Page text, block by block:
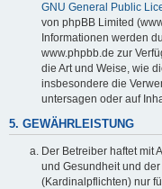
GNU General Public
von phpBB Limited
Informationen werden
www.phpbb.de zur
die Art und Weise, wie
insbesondere die
untersagen oder auf
5. GEWÄHRLEISTUNG
Der Betreiber haftet mit
und Gesundheit und
(Kardinalpflichten) nur